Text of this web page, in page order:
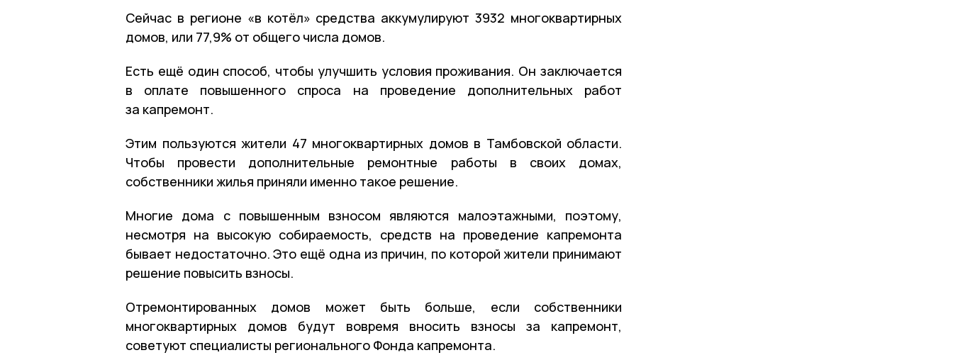
Сейчас в регионе «в котёл» средства аккумулируют 3932 многоквартирных
домов, или 77,9% от общего числа домов.
Есть ещё один способ, чтобы улучшить условия проживания. Он заключается
в оплате повышенного спроса на проведение дополнительных работ
за капремонт.
Этим пользуются жители 47 многоквартирных домов в Тамбовской области.
Чтобы провести дополнительные ремонтные работы в своих домах,
собственники жилья приняли именно такое решение.
Многие дома с повышенным взносом являются малоэтажными, поэтому,
несмотря на высокую собираемость, средств на проведение капремонта
бывает недостаточно. Это ещё одна из причин, по которой жители принимают
решение повысить взносы.
Отремонтированных домов может быть больше, если собственники
многоквартирных домов будут вовремя вносить взносы за капремонт,
советуют специалисты регионального Фонда капремонта.